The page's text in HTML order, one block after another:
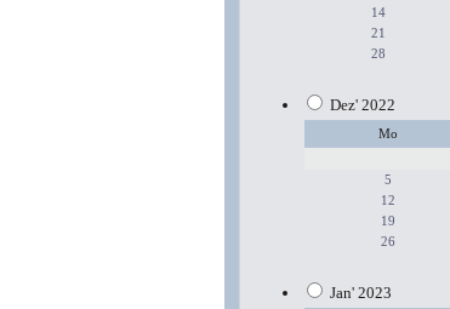
14
21
28
Dez' 2022
Mo
5
12
19
26
Jan' 2023